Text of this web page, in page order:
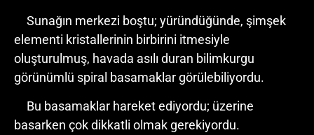
Sunağın merkezi boştu; yüründüğünde, şimşek
elementi kristallerinin birbirini itmesiyle
oluşturulmuş, havada asılı duran bilimkurgu
görünümlü spiral basamaklar görülebiliyordu.
Bu basamaklar hareket ediyordu; üzerine
basarken çok dikkatli olmak gerekiyordu.